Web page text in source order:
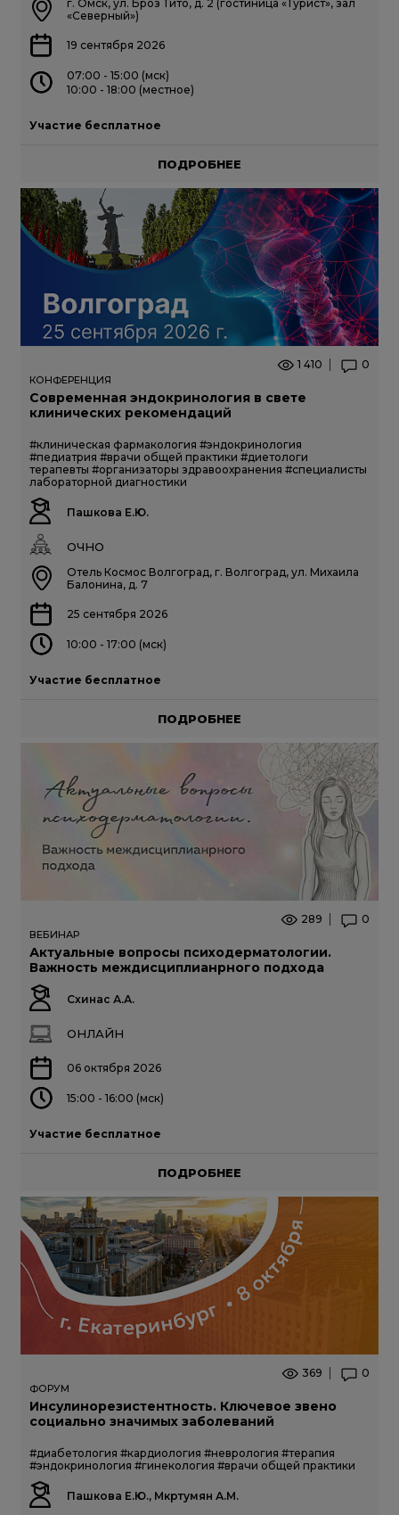
г. Омск, ул. Броз Тито, д. 2 (гостиница «Турист», зал
«Северный»)
19 сентября 2026
07:00 - 15:00 (мск)
10:00 - 18:00 (местное)
Участие бесплатное
ПОДРОБНЕЕ
1 410 0
КОНФЕРЕНЦИЯ
Современная эндокринология в свете
клинических рекомендаций
#клиническая фармакология #эндокринология
#педиатрия #врачи общей практики #диетологи
терапевты #организаторы здравоохранения #специалисты
лабораторной диагностики
Пашкова Е.Ю.
ОЧНО
Отель Космос Волгоград, г. Волгоград, ул. Михаила
Балонина, д. 7
25 сентября 2026
10:00 - 17:00 (мск)
Участие бесплатное
ПОДРОБНЕЕ
289 0
ВЕБИНАР
Актуальные вопросы психодерматологии.
Важность междисциплианрного подхода
Схинас А.А.
ОНЛАЙН
06 октября 2026
15:00 - 16:00 (мск)
Участие бесплатное
ПОДРОБНЕЕ
369 0
ФОРУМ
Инсулинорезистентность. Ключевое звено
социально значимых заболеваний
#диабетология #кардиология #неврология #терапия
#эндокринология #гинекология #врачи общей практики
Пашкова Е.Ю., Мкртумян А.М.